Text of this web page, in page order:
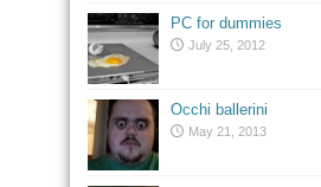
PC for dummies
July 25, 2012
Occhi ballerini
May 21, 2013